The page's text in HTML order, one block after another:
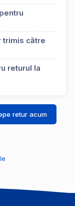
trimis către
returul la
retur acum